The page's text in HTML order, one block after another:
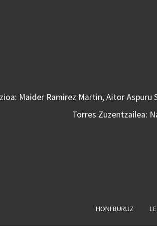
Maider Ramirez Martin, Aitor
Torres Zuzentzailea:
HONI BURUZ